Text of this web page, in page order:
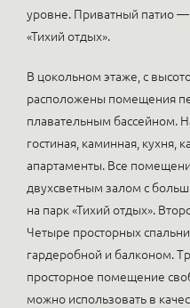
уровне. Приватный патио
«Тихий отдых».
В цокольном этаже, с
расположены помещения
плавательным бассейном.
гостиная, каминная, кухня,
апартаменты. Все
двухсветным залом с
на парк «Тихий отдых».
Четыре просторных
гардеробной и балконом.
просторное помещение
можно использовать в